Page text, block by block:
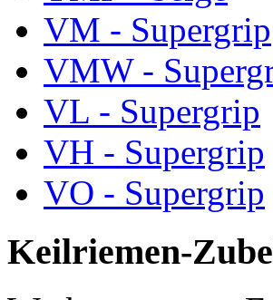
VM - Supergrip
VMW -
VL - Supergrip
VH - Supergrip
VO - Supergrip
Keilriemen-